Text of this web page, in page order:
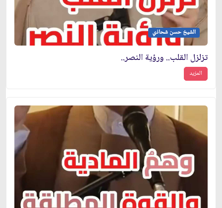
الشيخ حسن شحاذي
تزلزل القلب.. ورؤية النصر..
المزيد